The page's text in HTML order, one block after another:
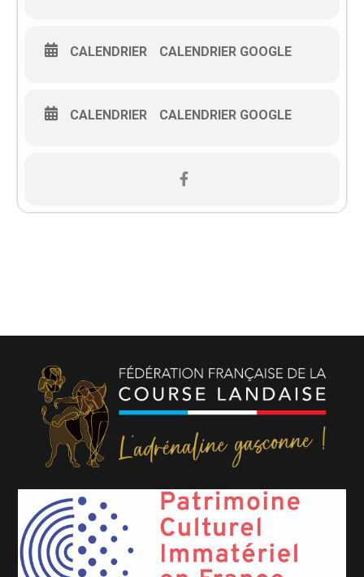
CALENDRIER CALENDRIER GOOGLE
CALENDRIER CALENDRIER GOOGLE